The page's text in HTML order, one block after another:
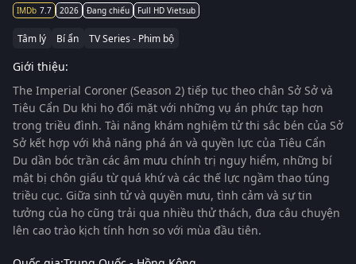
7.7 2026 Đang chiếu Full HD Vietsub
Tâm lý Bí ẩn TV Series - Phim bộ
Giới thiệu:
The Imperial Coroner (Season 2) tiếp tục theo chân Sở Sở và
Tiêu Cẩn Du khi họ đối mặt với những vụ án phức tạp hơn
trong triều đình. Tài năng khám nghiệm tử thi sắc bén của Sở
Sở kết hợp với khả năng phá án và quyền lực của Tiêu Cẩn
Du dần bóc trần các âm mưu chính trị nguy hiểm, những bí
mật bị chôn giấu từ quá khứ và các thế lực ngầm thao túng
triều cục. Giữa sinh tử và quyền mưu, tình cảm và sự tin
tưởng của họ cũng trải qua nhiều thử thách, đưa câu chuyện
lên cao trào kịch tính hơn so với mùa đầu tiên.